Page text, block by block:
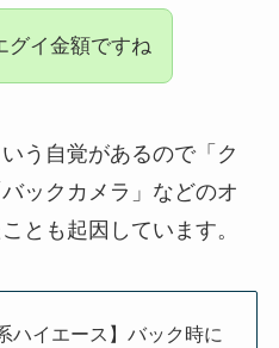
グイ金額ですね
う自覚があるので「ク
ックカメラ」などのオ
とも起因しています。
ハイエース】バック時に